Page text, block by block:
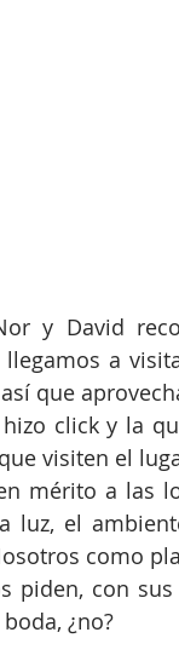
y David
a
que
click y la
visiten el
mérito a las
luz, el
como
piden, con
¿no?